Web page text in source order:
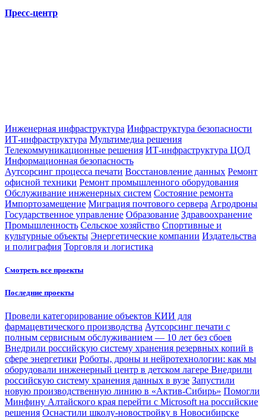
Пресс-центр
Инженерная инфраструктура Инфраструктура безопасности
ИТ-инфраструктура Мультимедиа решения
Телекоммуникационные решения ИТ-инфраструктура ЦОД
Информационная безопасность
Аутсорсинг процесса печати Восстановление данных Ремонт
офисной техники Ремонт промышленного оборудования
Обслуживание инженерных систем Состояние ремонта
Импортозамещение Миграция почтового сервера Агродроны
Государственное управление Образование Здравоохранение
Промышленность Сельское хозяйство Спортивные и
культурные объекты Энергетические компании Издательства
и полиграфия Торговля и логистика
Смотреть все проекты
Последние проекты
Провели категорирование объектов КИИ для
фармацевтического производства Аутсорсинг печати с
полным сервисным обслуживанием — 10 лет без сбоев
Внедрили российскую систему хранения резервных копий в
сфере энергетики Роботы, дроны и нейротехнологии: как мы
оборудовали инженерный центр в детском лагере Внедрили
российскую систему хранения данных в вузе Запустили
новую производственную линию в «Актив-Сибирь» Помогли
Минфину Алтайского края перейти с Microsoft на российские
решения Оснастили школу-новостройку в Новосибирске